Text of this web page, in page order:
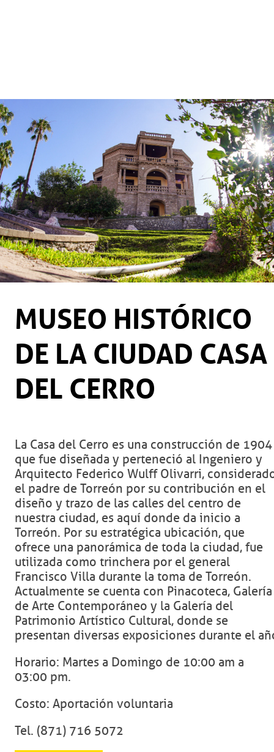
MUSEO HISTÓRICO
DE LA CIUDAD CASA
DEL CERRO
La Casa del Cerro es una construcción de 1904
que fue diseñada y perteneció al Ingeniero y
Arquitecto Federico Wulff Olivarri,
el padre de Torreón por su contribución en el
diseño y trazo de las calles del centro de
nuestra ciudad, es aquí donde da inicio a
Torreón. Por su estratégica ubicación, que
ofrece una panorámica de toda la ciudad, fue
utilizada como trinchera por el general
Francisco Villa durante la toma de Torreón.
Actualmente se cuenta con Pinacoteca, Galería
de Arte Contemporáneo y la Galería del
Patrimonio Artístico Cultural, donde se
presentan diversas exposiciones durante el
Horario: Martes a Domingo de 10:00 am a
03:00 pm.
Costo: Aportación voluntaria
Tel. (871) 716 5072